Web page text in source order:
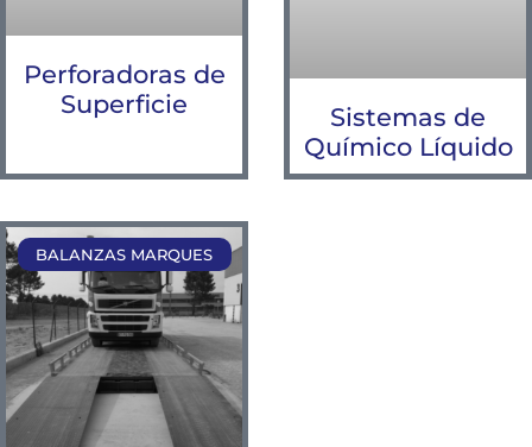
Perforadoras de
Superficie
Sistemas de
Químico Líquido
BALANZAS MARQUES